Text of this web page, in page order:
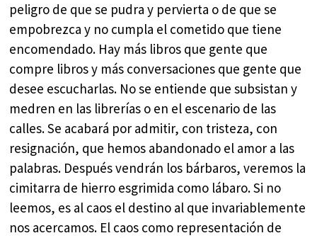
peligro de que se pudra y pervierta o de que se
empobrezca y no cumpla el cometido que tiene
encomendado. Hay más libros que gente que
compre libros y más conversaciones que gente que
desee escucharlas. No se entiende que subsistan y
medren en las librerías o en el escenario de las
calles. Se acabará por admitir, con tristeza, con
resignación, que hemos abandonado el amor a las
palabras. Después vendrán los bárbaros, veremos la
cimitarra de hierro esgrimida como lábaro. Si no
leemos, es al caos el destino al que invariablemente
nos acercamos. El caos como representación de